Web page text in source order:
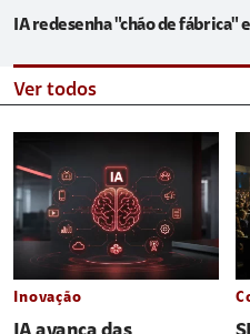
IA redesenha "chão de fábrica"
Ver todos
Inovação